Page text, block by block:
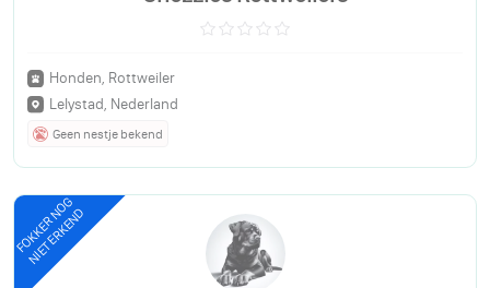
Honden, Rottweiler
Lelystad, Nederland
Geen nestje bekend
FOKKER NOG
NIET ERKEND